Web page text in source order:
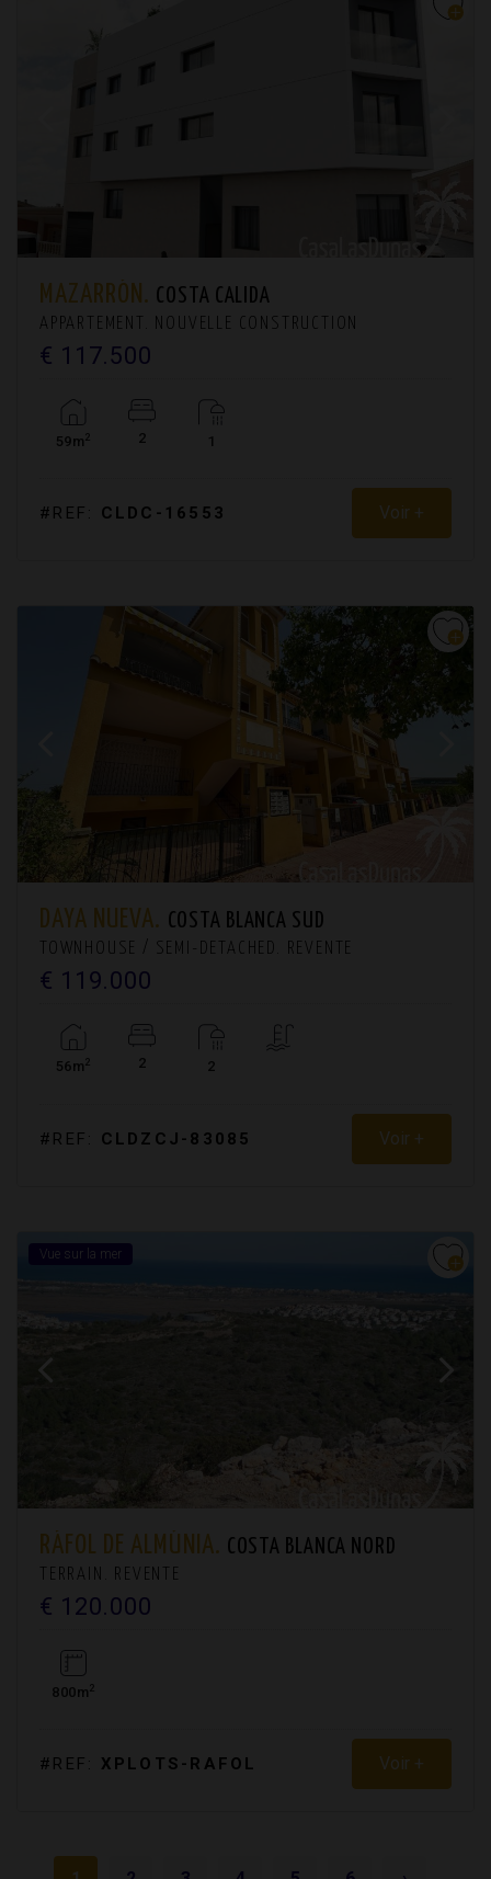
MAZARRÓN. COSTA CALIDA
APPARTEMENT. NOUVELLE CONSTRUCTION
€ 117.500
59m2 2 1
#REF: CLDC-16553 Voir +
DAYA NUEVA. COSTA BLANCA SUD
TOWNHOUSE / SEMI-DETACHED. REVENTE
€ 119.000
56m2 2 2
#REF: CLDZCJ-83085 Voir +
Vue sur la mer
RÁFOL DE ALMÚNIA. COSTA BLANCA NORD
TERRAIN. REVENTE
€ 120.000
800m2
#REF: XPLOTS-RAFOL Voir +